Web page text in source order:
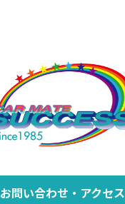
お問い合わせ・アクセス